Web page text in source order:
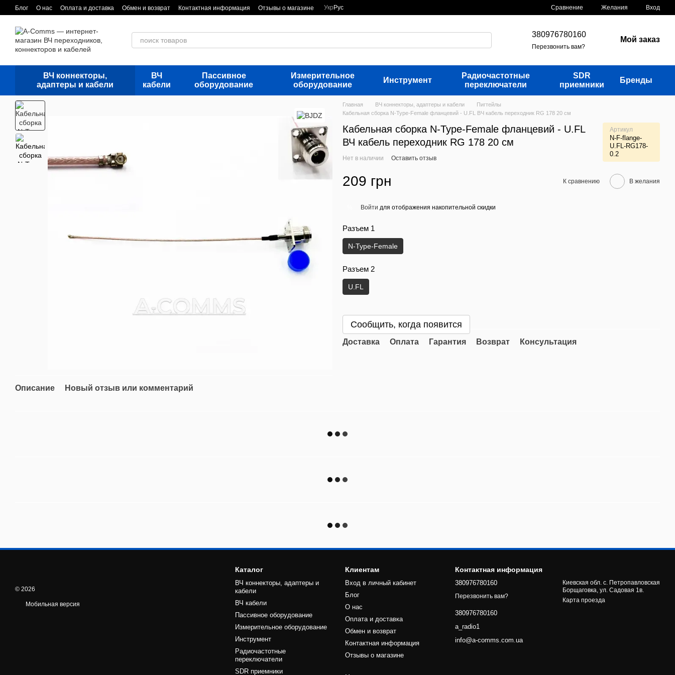
Перейти к основному контенту
Блог О нас Оплата и доставка Обмен и возврат Контактная информация Отзывы о магазине Укр Рус Сравнение Желания Вход
380976780160
Перезвонить вам?
Мой заказ
ВЧ коннекторы,
адаптеры и кабели
ВЧ
кабели
Пассивное
оборудование
Измерительное
оборудование
Инструмент
Радиочастотные
переключатели
SDR
приемники
Бренды
Описание Новый отзыв или комментарий
Главная ВЧ коннекторы, адаптеры и кабели
Пигтейлы
Кабельная сборка N-Type-Female фланцевий - U.FL ВЧ кабель переходник RG 178 20 см
Кабельная сборка N-Type-Female фланцевий - U.FL
ВЧ кабель переходник RG 178 20 см
Артикул
N-F-flange-
U.FL-RG178-
0.2
Нет в наличии Оставить отзыв
209 грн К сравнению В желания
Войти для отображения накопительной скидки
Разъем 1
N-Type-Female
Разъем 2
U.FL
Сообщить, когда появится
Доставка Оплата Гарантия Возврат Консультация
© 2026
Мобильная версия
Каталог
ВЧ коннекторы, адаптеры и
кабели
ВЧ кабели
Пассивное оборудование
Измерительное оборудование
Инструмент
Радиочастотные
переключатели
SDR приемники
Клиентам
Вход в личный кабинет
Блог
О нас
Оплата и доставка
Обмен и возврат
Контактная информация
Отзывы о магазине
Контактная информация
380976780160
Перезвонить вам?
380976780160
a_radio1
info@a-comms.com.ua
Киевская обл. с. Петропавловская
Борщаговка, ул. Садовая 1в.
Карта проезда